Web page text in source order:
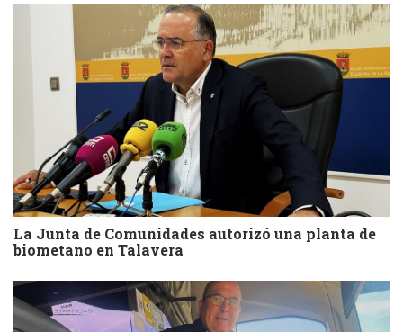
La Junta de Comunidades autorizó una planta de
biometano en Talavera